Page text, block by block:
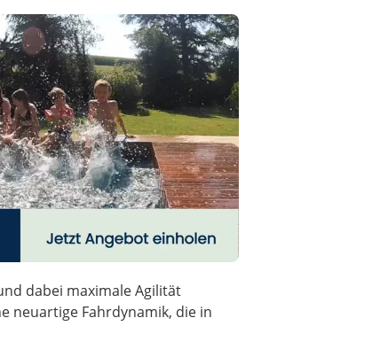
dabei maximale Agilität
neuartige Fahrdynamik, die in